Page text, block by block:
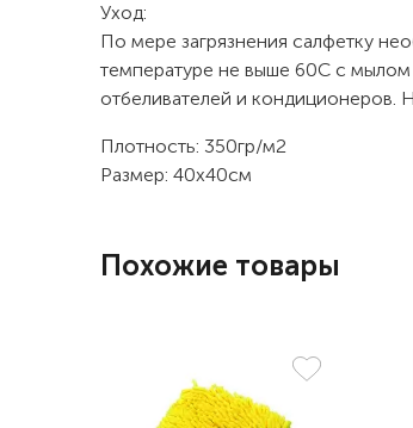
Уход:
По мере загрязнения салфетку
температуре не выше 60С с
отбеливателей и кондиционеров.
Плотность: 350гр/м2
Размер: 40х40см
Похожие товары